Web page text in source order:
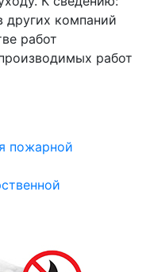
других компаний
работ
работ
пожарной